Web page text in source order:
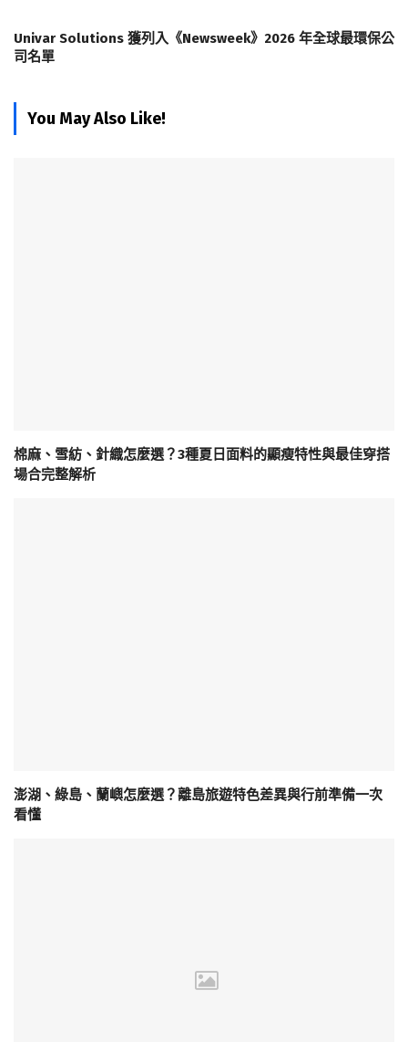
Univar Solutions 獲列入《Newsweek》2026 年全球最環保公
司名單
You May Also Like!
棉麻、雪紡、針織怎麼選？3種夏日面料的顯瘦特性與最佳穿搭
場合完整解析
澎湖、綠島、蘭嶼怎麼選？離島旅遊特色差異與行前準備一次
看懂